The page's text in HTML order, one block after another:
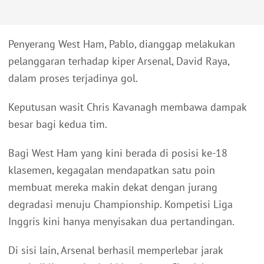
Penyerang West Ham, Pablo, dianggap melakukan
pelanggaran terhadap kiper Arsenal, David Raya,
dalam proses terjadinya gol.
Keputusan wasit Chris Kavanagh membawa dampak
besar bagi kedua tim.
Bagi West Ham yang kini berada di posisi ke-18
klasemen, kegagalan mendapatkan satu poin
membuat mereka makin dekat dengan jurang
degradasi menuju Championship. Kompetisi Liga
Inggris kini hanya menyisakan dua pertandingan.
Di sisi lain, Arsenal berhasil memperlebar jarak